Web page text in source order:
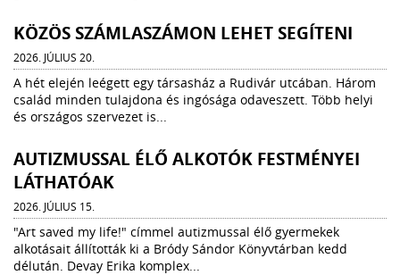
KÖZÖS SZÁMLASZÁMON LEHET SEGÍTENI
2026. JÚLIUS 20.
A hét elején leégett egy társasház a Rudivár utcában. Három
család minden tulajdona és ingósága odaveszett. Több helyi
és országos szervezet is...
AUTIZMUSSAL ÉLŐ ALKOTÓK FESTMÉNYEI
LÁTHATÓAK
2026. JÚLIUS 15.
"Art saved my life!" címmel autizmussal élő gyermekek
alkotásait állították ki a Bródy Sándor Könyvtárban kedd
délután. Devay Erika komplex...